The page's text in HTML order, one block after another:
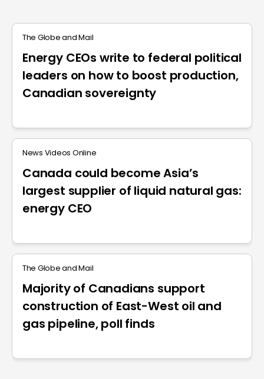
The Globe and Mail
Energy CEOs write to federal political
leaders on how to boost production,
Canadian sovereignty
News Videos Online
Canada could become Asia’s
largest supplier of liquid natural gas:
energy CEO
The Globe and Mail
Majority of Canadians support
construction of East-West oil and
gas pipeline, poll finds